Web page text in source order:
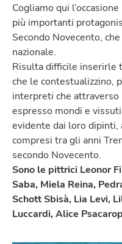
Cogliamo qui
più importanti
Secondo Novecento,
nazionale.
Risulta difficile inserirle
che le contestualizzino,
interpreti che
espresso mondi e
evidente dai loro dipinti,
compresi tra gli anni
secondo Novecento.
Sono le pittrici Leonor
Saba, Miela Reina,
Schott Sbisà, Lia Levi,
Luccardi, Alice